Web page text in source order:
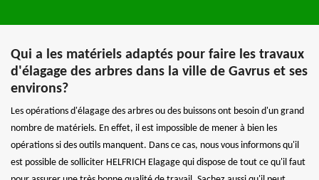
Qui a les matériels adaptés pour faire les travaux
d'élagage des arbres dans la ville de Gavrus et ses
environs?
Les opérations d'élagage des arbres ou des buissons ont besoin d'un grand
nombre de matériels. En effet, il est impossible de mener à bien les
opérations si des outils manquent. Dans ce cas, nous vous informons qu'il
est possible de solliciter HELFRICH Elagage qui dispose de tout ce qu'il faut